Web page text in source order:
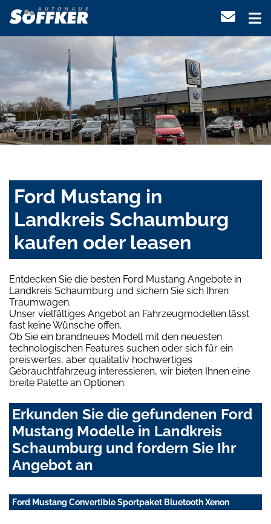
Ford Mustang in
Landkreis Schaumburg
kaufen oder leasen
Entdecken Sie die besten Ford Mustang Angebote in
Landkreis Schaumburg und sichern Sie sich Ihren
Traumwagen.
Unser vielfältiges Angebot an Fahrzeugmodellen lässt
fast keine Wünsche offen.
Ob Sie ein brandneues Modell mit den neuesten
technologischen Features suchen oder sich für ein
preiswertes, aber qualitativ hochwertiges
Gebrauchtfahrzeug interessieren, wir bieten Ihnen eine
breite Palette an Optionen.
Erkunden Sie die gefundenen Ford
Mustang Modelle in Landkreis
Schaumburg und fordern Sie Ihr
Angebot an
Ford Mustang Convertible Sportpaket Bluetooth Xenon